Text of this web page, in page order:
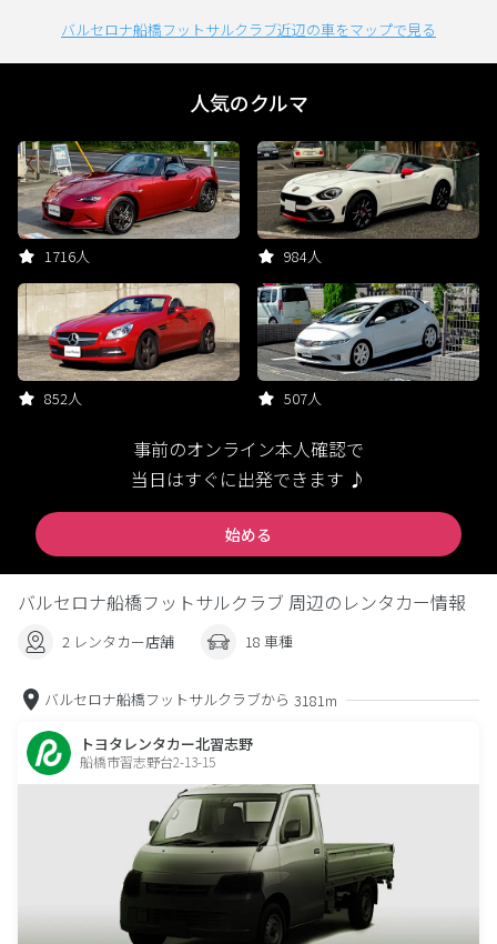
バルセロナ船橋フットサルクラブ近辺の車をマップで見る
人気のクルマ
1716人 984人
852人 507人
事前のオンライン本人確認で
当日はすぐに出発できます ♪
始める
バルセロナ船橋フットサルクラブ 周辺のレンタカー情報
2 レンタカー店舗 18 車種
バルセロナ船橋フットサルクラブから 3181m
トヨタレンタカー北習志野
船橋市習志野台2-13-15